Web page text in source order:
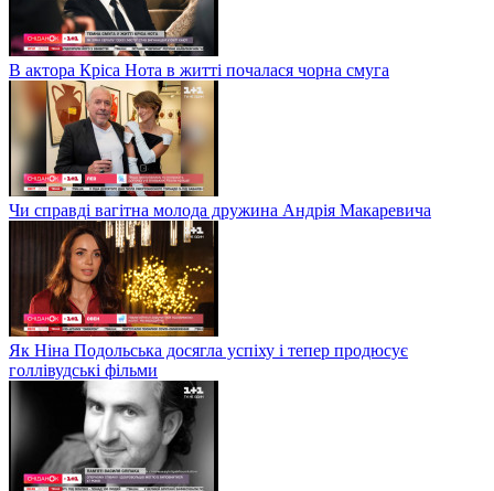
В актора Кріса Нота в житті почалася чорна смуга
Чи справді вагітна молода дружина Андрія Макаревича
Як Ніна Подольська досягла успіху і тепер продюсує
голлівудські фільми